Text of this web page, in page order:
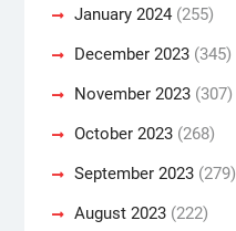
January 2024(255)
December 2023(345)
November 2023(307)
October 2023(268)
September 2023(279)
August 2023(222)